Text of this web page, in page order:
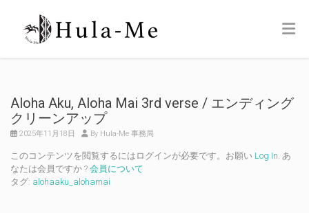
Aloha Aku, Aloha Mai 3rd verse / エンディング
クリーンアップ
2025年11月18日 By Hula-Me 事務局
このコンテンツを閲覧するにはログインが必要です。お願い Log In. あ
なたは会員ですか ? 会員について
タグ: alohaaku_alohamai